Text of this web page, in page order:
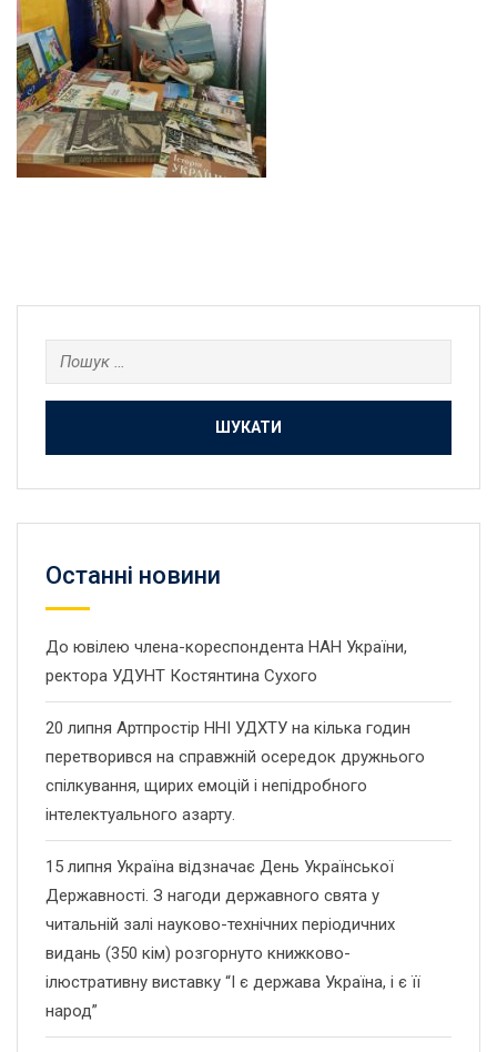
Пошук:
Останнi новини
До ювілею члена-кореспондента НАН України,
ректора УДУНТ Костянтина Сухого
20 липня Артпростір ННІ УДХТУ на кілька годин
перетворився на справжній осередок дружнього
спілкування, щирих емоцій і непідробного
інтелектуального азарту.
15 липня Україна відзначає День Української
Державності. З нагоди державного свята у
читальній залі науково-технічних періодичних
видань (350 кім) розгорнуто книжково-
ілюстративну виставку “І є держава Україна, і є її
народ”